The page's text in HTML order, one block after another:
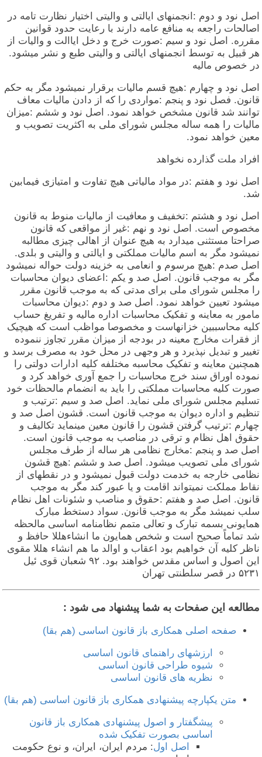
اصل نود و دوم :انجمنهای ایالتی و والیتی اختیار نظارت تامه در
اصالحات راجعه به منافع عامه دارند با رعایت حدود قوانین
مقرره. اصل نود و سیم :صورت خرج و دخل ایاالت و والیات از
هر قبیل به توسط انجمنهای ایالتی و والیتی طبع و نشر میشود.
در خصوص مالیه
اصل نود و چهارم :هیچ قسم مالیات برقرار نمیشود مگر به حکم
قانون. فصل نود و پنجم :مواردی را که از دادن مالیات معاف
توانند شد قانون مشخص خواهد نمود. اصل نود و ششم :میزان
مالیات را همه ساله مجلس شورای ملی به اکثریت تصویب و
معین خواهد نمود.
افراد ملت گذارده نخواهد
اصل نود و هفتم :در مواد مالیاتی هیچ تفاوت و امتیازی فیمابین
شد.
اصل نود و هشتم :تخفیف و معافیت از مالیات منوط به قانون
مخصوص است. اصل نود و نهم :غیر از مواقعی که قانون
صراحتا مستثنی میدارد به هیچ عنوان از اهالی چیزی مطالبه
نمیشود مگر به اسم مالیات مملکتی و ایالتی و والیتی و بلدی.
اصل صدم :هیچ مرسوم و انعامی به خزینه دولت حواله نمیشود
مگر به موجب قانون. اصل صد و یکم :اعضای دیوان محاسبات
را مجلس شورای ملی برای مدتی که به موجب قانون مقرر
میشود تعیین خواهد نمود. اصل صد و دوم :دیوان محاسبات
مامور به معاینه و تفکیک محاسبات اداره مالیه و تفریغ حساب
کلیه محاسببین خزانهاست و مخصوصا مواظب است که هیچیک
از فقرات مخارج معینه در بودجه از میزان مقرر تجاوز ننموده
تغییر و تبدیل نپذیرد و هر وجهی در محل خود به مصرف برسد و
همچنین معاینه و تفکیک محاسبه مختلفه کلیه ادارات دولتی را
نموده اوراق سند خرج محاسبات را جمع آوری خواهد کرد و
صورت کلیه محاسبات مملکتی را باید به انضمام مالحظات خود
تسلیم مجلس شورای ملی نماید. اصل صد و سیم :ترتیب و
تنظیم و اداره دیوان به موجب قانون است. قشون اصل صد و
چهارم :ترتیب گرفتن قشون را قانون معین مینماید تکالیف و
حقوق اهل نظام و ترقی در مناصب به موجب قانون است.
اصل صد و پنجم :مخارج نظامی هر ساله از طرف مجلس
شورای ملی تصویب میشود. اصل صد و ششم :هیچ قشون
نظامی خارجه به خدمت دولت قبول نمیشود و در نقطهای از
نقاط مملکت نمیتواند اقامت و یا عبور کند مگر به موجب
قانون. اصل صد و هفتم :حقوق و مناصب و شئونات اهل نظام
سلب نمیشد مگر به موجب قانون. سواد دستخط مبارک
همایونی بسمه تبارک و تعالی متمم نظامنامه اساسی مالحظه
شد تماماً صحیح است و شخص همایون ما انشاءهللا حافظ و
ناظر کلیه آن خواهیم بود اعقاب و اوالد ما هم انشاء هللا مقوی
این اصول و اساس مقدس خواهند بود. ۹۲ شعبان قوی ئیل
۵۲۳۱ در قصر سلطنتی تهران
مطالعه این صفحات به شما پیشنهاد می شود :
صفحه اصلی همکاری باز قانون اساسی (هم بقا)
ارزشهای راهنمای قانون اساسی
شیوه طراحی قانون اساسی
نظریه های قانون اساسی
متن یکپارچه پیشنهادی همکاری باز قانون اساسی (هم بقا)
پیشگفتار و اصول پیشنهادی همکاری باز قانون
اساسی بصورت تفکیک شده
اصل اول: مردم ایران، ایران، و نوع حکومت